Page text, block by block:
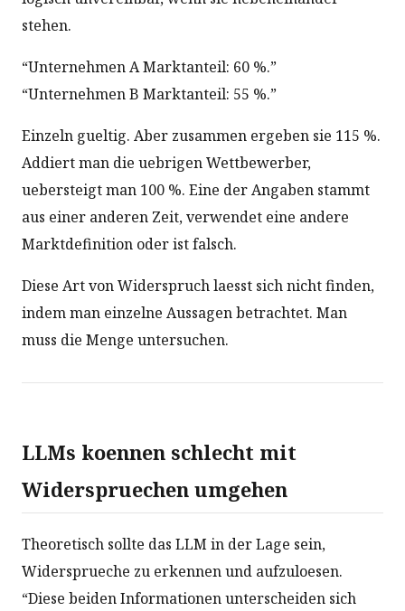
stehen.
“Unternehmen A Marktanteil: 60 %.”
“Unternehmen B Marktanteil: 55 %.”
Einzeln gueltig. Aber zusammen ergeben sie 115 %.
Addiert man die uebrigen Wettbewerber,
uebersteigt man 100 %. Eine der Angaben stammt
aus einer anderen Zeit, verwendet eine andere
Marktdefinition oder ist falsch.
Diese Art von Widerspruch laesst sich nicht finden,
indem man einzelne Aussagen betrachtet. Man
muss die Menge untersuchen.
LLMs koennen schlecht mit
Widerspruechen umgehen
Theoretisch sollte das LLM in der Lage sein,
Widersprueche zu erkennen und aufzuloesen.
“Diese beiden Informationen unterscheiden sich